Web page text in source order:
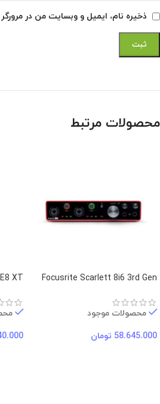
ذخیره نام، ایمیل و وبسایت من در
محصولات مرتبط
Focusrite Scarlett 8i6 3rd Gen
محصولات موجود
58.645.000 تومان
XT